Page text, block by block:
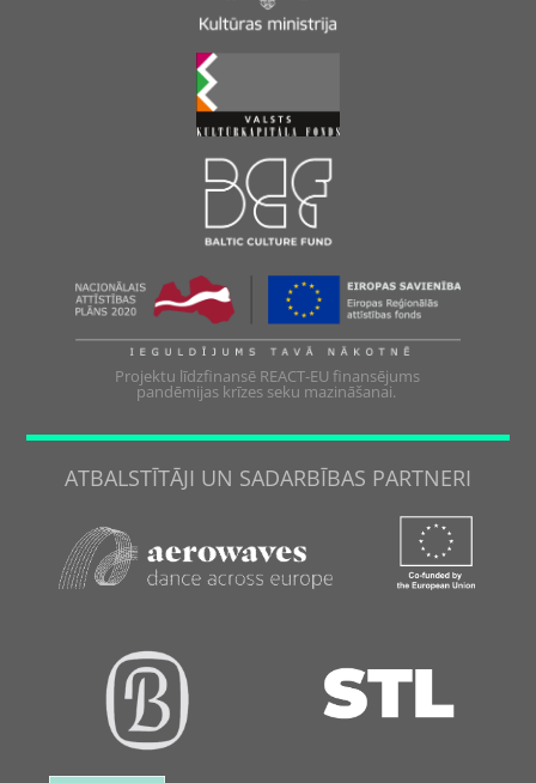
Projektu līdzfinansē REACT-EU finansējums
pandēmijas krīzes seku mazināšanai.
ATBALSTĪTĀJI UN SADARBĪBAS PARTNERI